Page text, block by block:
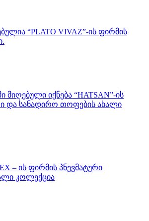
“PLATO VIVAZ”-ის ფირმის
მიღებული იქნება “HATSAN”-ის
და სანადირო თოფების ახალი
– ის ფირმის პნევმატური
კოლექცია